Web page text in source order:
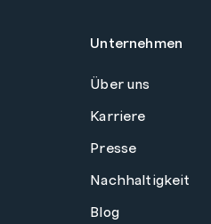
Unternehmen
Über uns
Karriere
Presse
Nachhaltigkeit
Blog